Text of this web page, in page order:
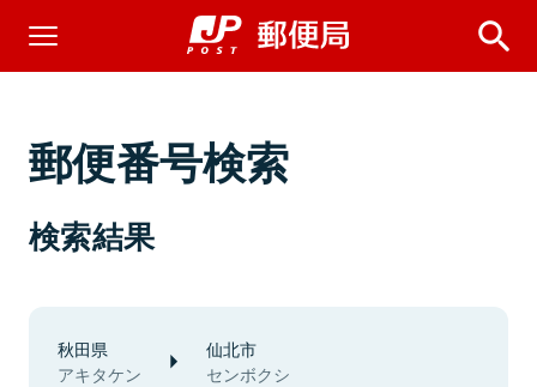
郵便番号検索
検索結果
秋田県
アキタケン
仙北市
センボクシ